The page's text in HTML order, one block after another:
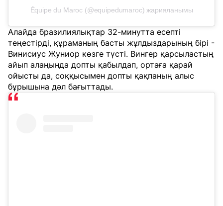
Équipe du Maroc (@equipedumaroc) жарияланымы
Алайда бразилиялықтар 32-минутта есепті
теңестірді, құраманың басты жұлдыздарының бірі -
Винисиус Жуниор көзге түсті. Вингер қарсыластың
айып алаңында допты қабылдап, ортаға қарай
ойысты да, соққысымен допты қақпаның алыс
бұрышына дәл бағыттады.